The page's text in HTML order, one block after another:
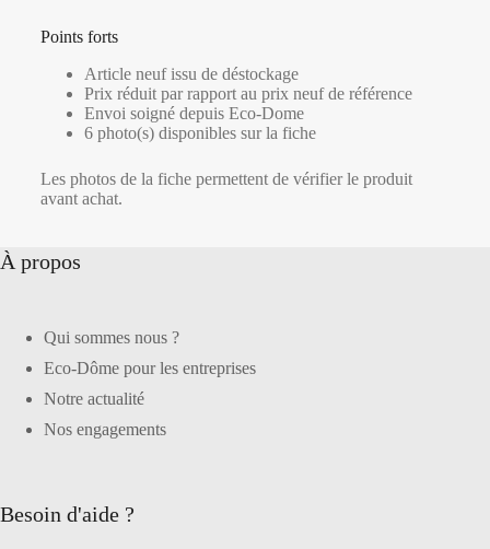
Points forts
Article neuf issu de déstockage
Prix réduit par rapport au prix neuf de référence
Envoi soigné depuis Eco-Dome
6 photo(s) disponibles sur la fiche
Les photos de la fiche permettent de vérifier le produit
avant achat.
À propos
Qui sommes nous ?
Eco-Dôme pour les entreprises
Notre actualité
Nos engagements
Besoin d'aide ?